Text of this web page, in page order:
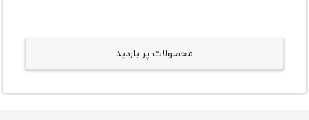
محصولات پر بازدید